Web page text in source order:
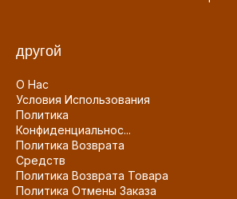
другой
О Нас
Условия Использования
Политика
Конфиденциальнос...
Политика Возврата
Средств
Политика Возврата Товара
Политика Отмены Заказа